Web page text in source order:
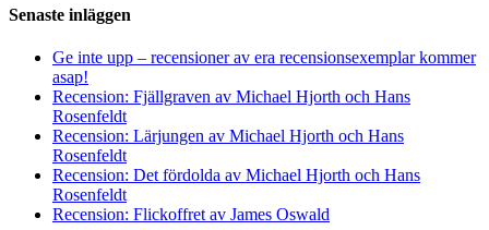
Senaste inläggen
Ge inte upp – recensioner av era recensionsexemplar kommer
asap!
Recension: Fjällgraven av Michael Hjorth och Hans
Rosenfeldt
Recension: Lärjungen av Michael Hjorth och Hans
Rosenfeldt
Recension: Det fördolda av Michael Hjorth och Hans
Rosenfeldt
Recension: Flickoffret av James Oswald